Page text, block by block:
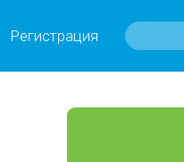
Регистрация